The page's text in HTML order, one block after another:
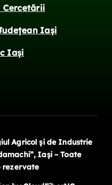
Cercetării
Iași
Iași
Agricol și de Industrie
Iași – Toate
rezervate